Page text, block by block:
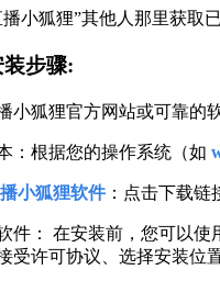
小狐狸”其他人那里获取
步骤:
小狐狸官方网站或可靠的
：根据您的操作系统（如
小狐狸软件：点击下载链
件： 在安装前，您可以使
受许可协议、选择安装位